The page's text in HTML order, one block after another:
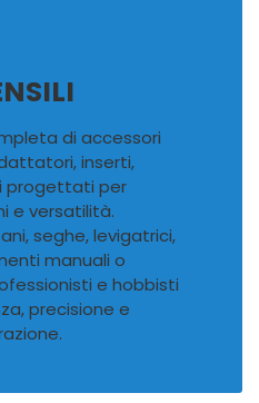
di accessori
inserti,
progettati per
e versatilità.
seghe, levigatrici,
manuali o
e hobbisti
precisione e